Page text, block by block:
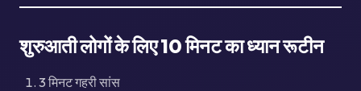
शुरुआती लोगों के लिए 10 मिनट का ध्यान रूटीन
3 मिनट गहरी सांस